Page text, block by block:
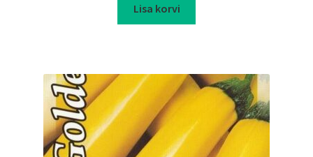
Lisa korvi